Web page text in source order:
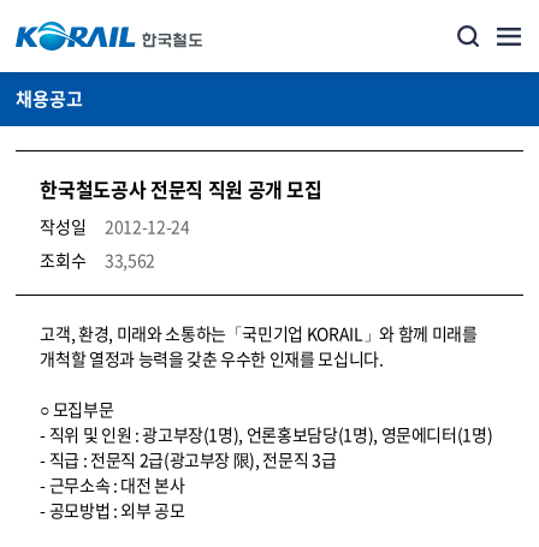
채용공고
한국철도공사 전문직 직원 공개 모집
작성일
2012-12-24
조회수
33,562
코레일소개_경영공시_채용공고 상세보기 – 내용, 파일, 담당자 연락처로 구성
고객, 환경, 미래와 소통하는「국민기업 KORAIL」와 함께 미래를
개척할 열정과 능력을 갖춘 우수한 인재를 모십니다.
○ 모집부문
- 직위 및 인원 : 광고부장(1명), 언론홍보담당(1명), 영문에디터(1명)
- 직급 : 전문직 2급(광고부장 限), 전문직 3급
- 근무소속 : 대전 본사
- 공모방법 : 외부 공모